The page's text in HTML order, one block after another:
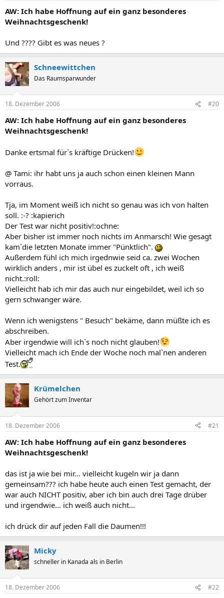
AW: Ich habe Hoffnung auf ein ganz besonderes
Weihnachtsgeschenk!
Und ???? Gibt es was neues ?
Schneewittchen
Das Raumsparwunder
18. Dezember 2006 #20
AW: Ich habe Hoffnung auf ein ganz besonderes
Weihnachtsgeschenk!
Danke ertsmal für`s kräftige Drücken!
@ Tami: ihr habt uns ja auch schon einen kleinen Mann
vorraus.
Tja, im Moment weiß ich nicht so genau was ich von halten
soll. :-? :kapierich
Der Test war nicht positiv!:ochne:
Aber bisher ist immer noch nichts im Anmarsch! Wie gesagt
kam`die letzten Monate immer "Pünktlich".
Außerdem fühl ich mich irgednwie seid ca. zwei Wochen
wirklich anders , mir ist übel es zuckelt oft , ich weiß
nicht.:roll:
Vielleicht hab ich mir das auch nur eingebildet, weil ich so
gern schwanger wäre.
Wenn ich wenigstens " Besuch" bekäme, dann müßte ich es
abschreiben.
Aber irgendwie will ich`s noch nicht glauben!
Vielleicht mach ich Ende der Woche noch mal`nen anderen
Test.
Krümelchen
Gehört zum Inventar
18. Dezember 2006 #21
AW: Ich habe Hoffnung auf ein ganz besonderes
Weihnachtsgeschenk!
das ist ja wie bei mir... vielleicht kugeln wir ja dann
gemeinsam??? ich habe heute auch einen Test gemacht, der
war auch NICHT positiv, aber ich bin auch drei Tage drüber
und irgendwie... ich weiß auch nicht...
ich drück dir auf jeden Fall die Daumen!!!
Micky
schneller in Kanada als in Berlin
18. Dezember 2006 #22